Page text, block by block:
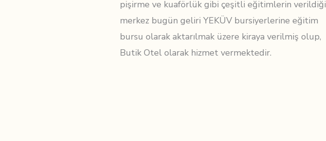
pişirme ve kuaförlük gibi çeşitli eğitimlerin verildiği
merkez bugün geliri YEKÜV bursiyerlerine eğitim
bursu olarak aktarılmak üzere kiraya verilmiş olup,
Butik Otel olarak hizmet vermektedir.